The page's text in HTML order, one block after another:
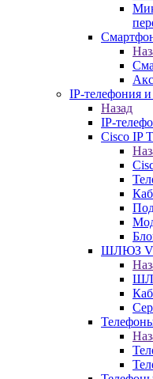
IP-телефония
Назад
IP-
Cisco IP
ШЛЮЗ